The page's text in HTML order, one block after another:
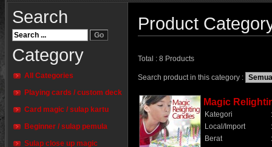
Search
Category
All Categories
Playing cards / custom deck
Card magic / sulap kartu
Beginner / sulap pemula
Sulap close up magic
Product
Total : 8 Products
Search product in this category :
Magic
Kategori
:
Local/Import
:
Berat
: